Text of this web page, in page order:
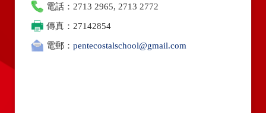
電話：2713 2965, 2713 2772
傳真：27142854
電郵： pentecostalschool@gmail.com